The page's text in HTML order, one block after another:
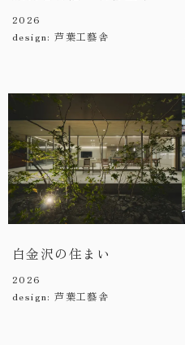
2026
design: 芦葉工藝舎
白金沢の住まい
2026
design: 芦葉工藝舎